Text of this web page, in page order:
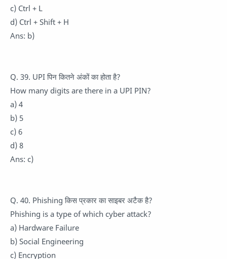
c) Ctrl + L
d) Ctrl + Shift + H
Ans: b)
Q. 39. UPI पिन कितने अंकों का होता है?
How many digits are there in a UPI PIN?
a) 4
b) 5
c) 6
d) 8
Ans: c)
Q. 40. Phishing किस प्रकार का साइबर अटैक है?
Phishing is a type of which cyber attack?
a) Hardware Failure
b) Social Engineering
c) Encryption